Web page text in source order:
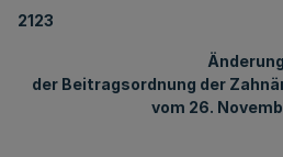
2123
Änderung
der Beitragsordnung der
vom 26.